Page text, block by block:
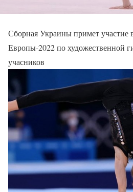
Сборная Украины примет участие
Европы-2022 по художественной
учасников